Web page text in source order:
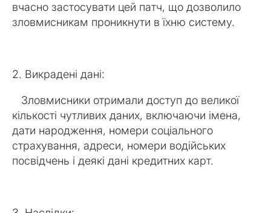
вчасно застосувати цей патч, що дозволило
зловмисникам проникнути в їхню систему.
2. Викрадені дані:
Зловмисники отримали доступ до великої
кількості чутливих даних, включаючи імена,
дати народження, номери соціального
страхування, адреси, номери водійських
посвідчень і деякі дані кредитних карт.